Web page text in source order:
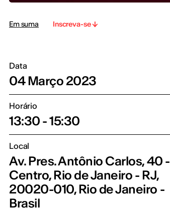
Em suma Inscreva-se
Data
04 Março 2023
Horário
13:30 - 15:30
Local
Av. Pres. Antônio Carlos, 40 -
Centro, Rio de Janeiro - RJ,
20020-010, Rio de Janeiro -
Brasil